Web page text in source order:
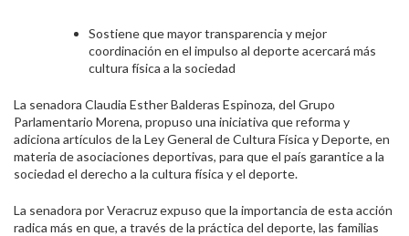
Sostiene que mayor transparencia y mejor
coordinación en el impulso al deporte acercará más
cultura física a la sociedad
La senadora Claudia Esther Balderas Espinoza, del Grupo
Parlamentario Morena, propuso una iniciativa que reforma y
adiciona artículos de la Ley General de Cultura Física y Deporte, en
materia de asociaciones deportivas, para que el país garantice a la
sociedad el derecho a la cultura física y el deporte.
La senadora por Veracruz expuso que la importancia de esta acción
radica más en que, a través de la práctica del deporte, las familias